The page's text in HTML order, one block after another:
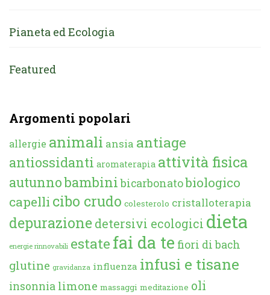
Pianeta ed Ecologia
Featured
Argomenti popolari
allergie animali ansia antiage
antiossidanti aromaterapia attività fisica
autunnobambini bicarbonatobiologico
capelli cibo crudo colesterolo cristalloterapia
depurazione detersivi ecologici dieta
energie rinnovabili estate fai da te fiori di bach
glutine gravidanza influenza infusi e tisane
insonnia limone massaggi meditazione oli